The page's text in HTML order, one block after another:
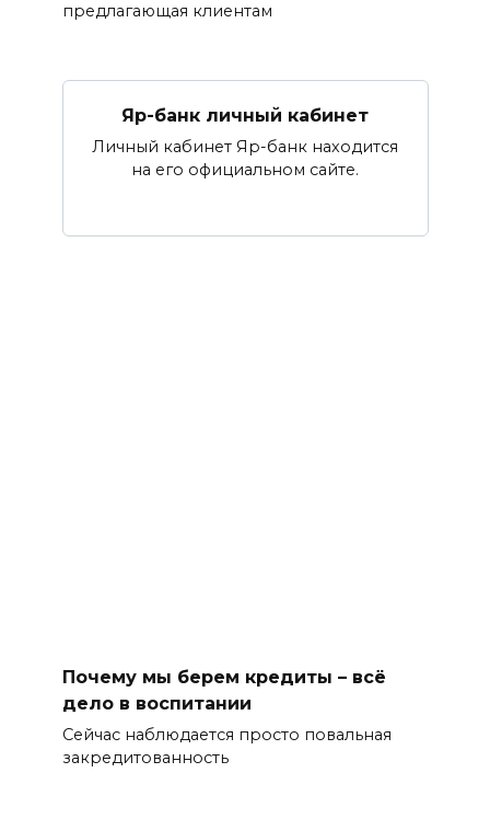
предлагающая клиентам
Яр-банк личный кабинет
Личный кабинет Яр-банк находится
на его официальном сайте.
Почему мы берем кредиты – всё
дело в воспитании
Сейчас наблюдается просто повальная
закредитованность